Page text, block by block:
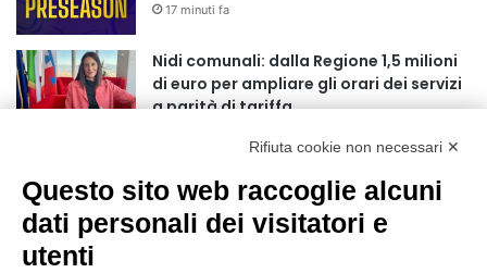
17 minuti fa
Nidi comunali: dalla Regione 1,5 milioni
di euro per ampliare gli orari dei servizi
a parità di tariffa
collegamenti verso la collina
4 ore fa
Rifiuta cookie non necessari ✕
Questo sito web raccoglie alcuni
dati personali dei visitatori e
utenti